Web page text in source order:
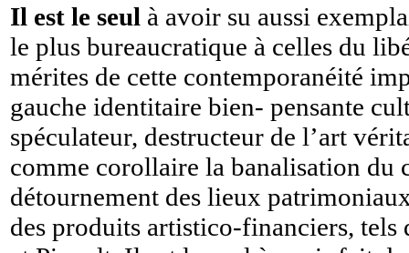
Il est le seul à avoir su aussi
le plus bureaucratique à celles du
mérites de cette contemporanéité
gauche identitaire bien- pensante
spéculateur, destructeur de l’art
comme corollaire la banalisation
détournement des lieux
des produits artistico-financiers, tels